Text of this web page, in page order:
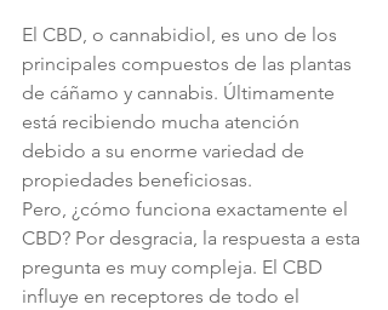
El CBD, o cannabidiol, es uno de los
principales compuestos de las plantas
de cáñamo y cannabis. Últimamente
está recibiendo mucha atención
debido a su enorme variedad de
propiedades beneficiosas.
Pero, ¿cómo funciona exactamente el
CBD? Por desgracia, la respuesta a esta
pregunta es muy compleja. El CBD
influye en receptores de todo el